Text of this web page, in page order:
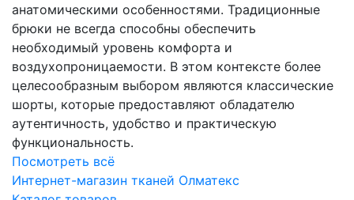
анатомическими особенностями. Традиционные
брюки не всегда способны обеспечить
необходимый уровень комфорта и
воздухопроницаемости. В этом контексте более
целесообразным выбором являются классические
шорты, которые предоставляют обладателю
аутентичность, удобство и практическую
функциональность.
Посмотреть всё
Интернет-магазин тканей Олматекс